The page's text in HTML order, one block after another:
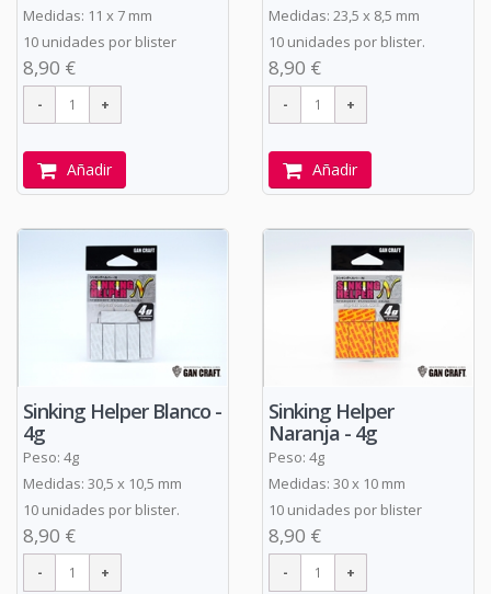
Medidas: 11 x 7 mm
10 unidades por blister
8,90 €
Añadir
Medidas: 23,5 x 8,5 mm
10 unidades por blister.
8,90 €
Añadir
Sinking Helper Blanco -
4g
Peso: 4g
Medidas: 30,5 x 10,5 mm
10 unidades por blister.
8,90 €
Sinking Helper
Naranja - 4g
Peso: 4g
Medidas: 30 x 10 mm
10 unidades por blister
8,90 €